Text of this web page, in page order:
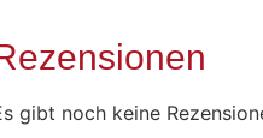
gibt noch keine